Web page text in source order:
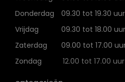
Donderdag
09.30 tot 19.30 uur
Vrijdag
09.30 tot 18.00 uur
Zaterdag
09.00 tot 17.00
Zondag
12.00 tot 17.00 uur